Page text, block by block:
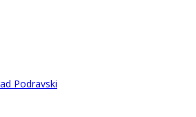
Podravski